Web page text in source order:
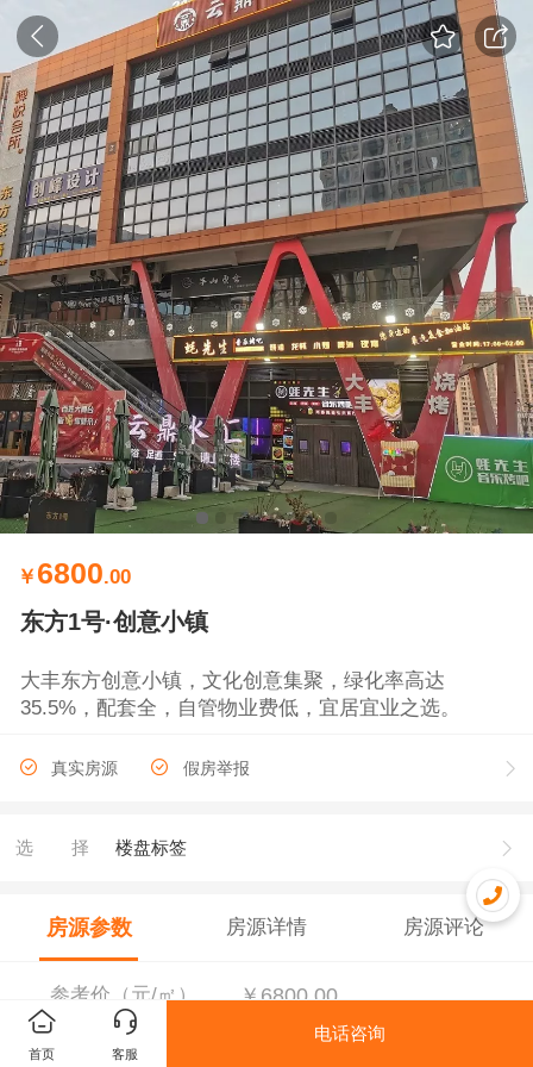
￥ 6800.00
东方1号·创意小镇
大丰东方创意小镇，文化创意集聚，绿化率高达
35.5%，配套全，自管物业费低，宜居宜业之选。
真实房源 假房举报
选择 楼盘标签
房源参数 房源详情 房源评论
参考价（元/㎡） ￥6800.00
首页 客服
电话咨询